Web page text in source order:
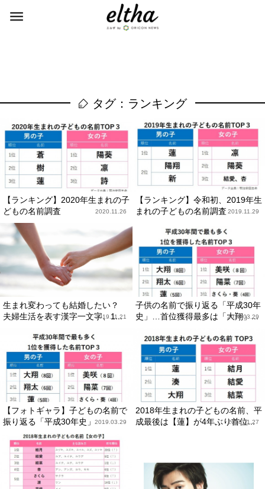
タグ：ランキング
【ランキング】2020年生まれの子
どもの名前調査
2020.11.26
【ランキング】令和初、2019年生
まれの子どもの名前調査 2019.11.29
生まれ変わっても結婚したい？
夫婦生活を表す漢字一文字、1...
2019.11.21
子供の名前で振り返る「平成30年
史」…首位獲得最多は「大翔」...
2019.03.29
【フォトギャラ】子どもの名前で
振り返る「平成30年史」2019.03.29
2018年生まれの子どもの名前、平
成最後は【蓮】が4年ぶり首位...
2018.11.27